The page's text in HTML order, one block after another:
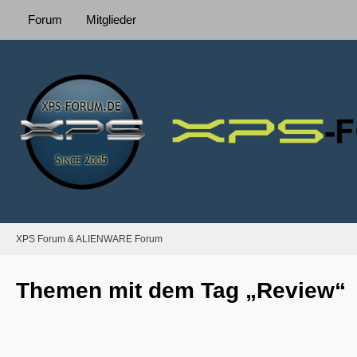
Forum Mitglieder
XPS Forum & ALIENWARE Forum
Themen mit dem Tag „Review“